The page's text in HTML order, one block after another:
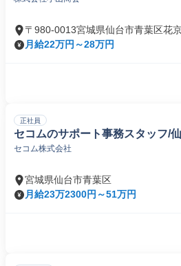
〒980-0013宮城県仙台市青葉区花
月給22万円～28万円
正社員
セコムのサポート事務スタッフ/
セコム株式会社
宮城県仙台市青葉区
月給23万2300円～51万円